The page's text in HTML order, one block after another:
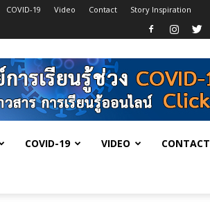
COVID-19 Video Contact Story Inspiration
COVID-19 VIDEO CONTACT